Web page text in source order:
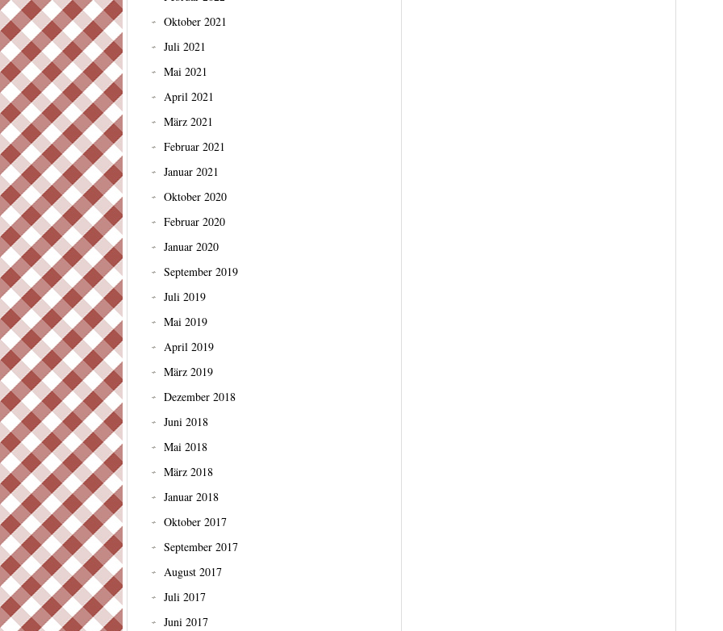
Oktober 2021
Juli 2021
Mai 2021
April 2021
März 2021
Februar 2021
Januar 2021
Oktober 2020
Februar 2020
Januar 2020
September 2019
Juli 2019
Mai 2019
April 2019
März 2019
Dezember 2018
Juni 2018
Mai 2018
März 2018
Januar 2018
Oktober 2017
September 2017
August 2017
Juli 2017
Juni 2017